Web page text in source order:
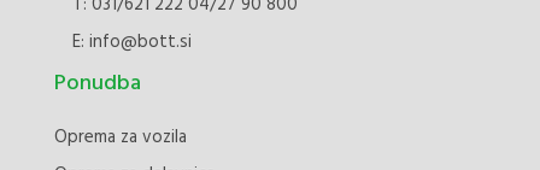
E: info@bott.si
Ponudba
Oprema za vozila